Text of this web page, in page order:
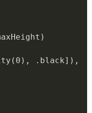
0 ), .black]),